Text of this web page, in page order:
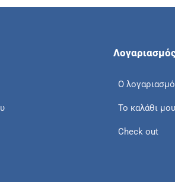
Ο
Το καλάθι μου
Check out